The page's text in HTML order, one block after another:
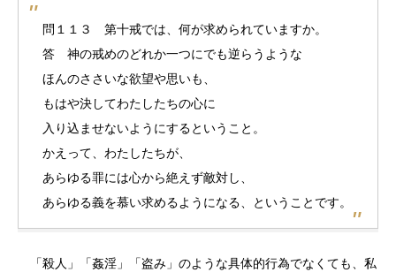
問１１３ 第十戒では、何が求められていますか。
答 神の戒めのどれか一つにでも逆らうような
ほんのささいな欲望や思いも、
もはや決してわたしたちの心に
入り込ませないようにするということ。
かえって、わたしたちが、
あらゆる罪には心から絶えず敵対し、
あらゆる義を慕い求めるようになる、ということです。
「殺人」「姦淫」「盗み」のような具体的行為でなくても、私